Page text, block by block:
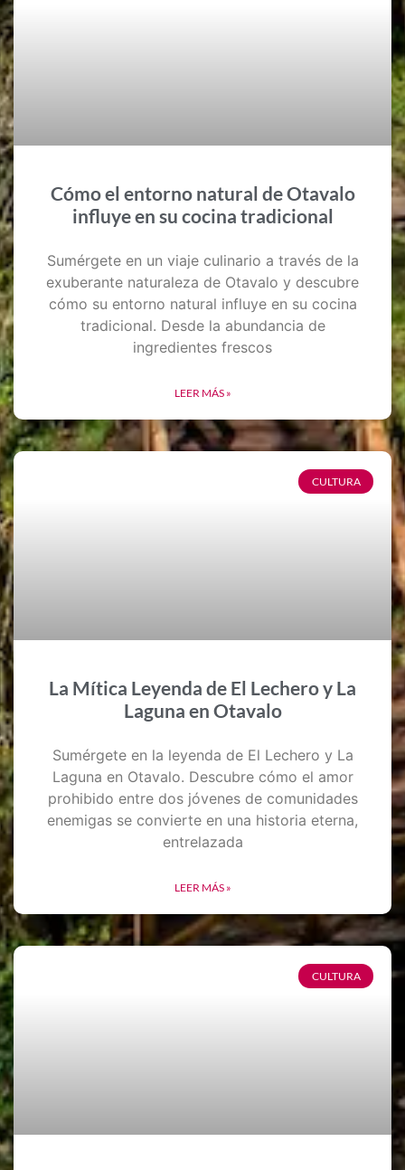
Cómo el entorno natural de Otavalo
influye en su cocina tradicional
Sumérgete en un viaje culinario a través de la
exuberante naturaleza de Otavalo y descubre
cómo su entorno natural influye en su cocina
tradicional. Desde la abundancia de
ingredientes frescos
LEER MÁS »
CULTURA
La Mítica Leyenda de El Lechero y La
Laguna en Otavalo
Sumérgete en la leyenda de El Lechero y La
Laguna en Otavalo. Descubre cómo el amor
prohibido entre dos jóvenes de comunidades
enemigas se convierte en una historia eterna,
entrelazada
LEER MÁS »
CULTURA